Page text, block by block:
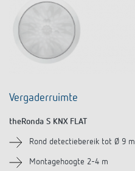
Vergaderruimte
theRonda S KNX FLAT
Rond detectiebereik tot Ø 9 m
Montagehoogte 2-4 m